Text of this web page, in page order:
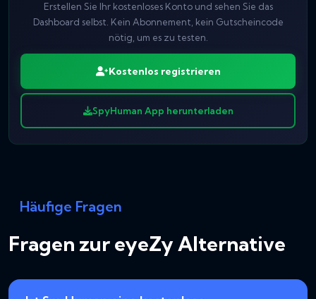
Erstellen Sie Ihr kostenloses Konto und sehen Sie das
Dashboard selbst. Kein Abonnement, kein Gutscheincode
nötig, um es zu testen.
Kostenlos registrieren
SpyHuman App herunterladen
Häufige Fragen
Fragen zur eyeZy Alternative